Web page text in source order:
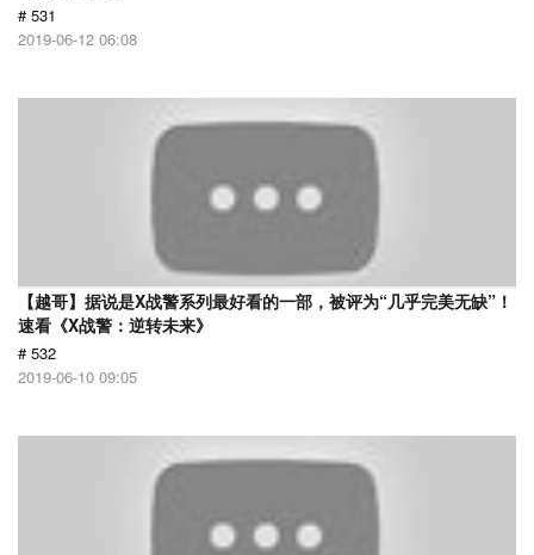
# 531
2019-06-12 06:08
【越哥】据说是X战警系列最好看的一部，被评为“几乎完美无缺”！
速看《X战警：逆转未来》
# 532
2019-06-10 09:05